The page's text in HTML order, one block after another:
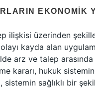
EKONOMIK
ilişkisi üzerinden
kayda alan
arz ve talep arasında
kararı, hukuk
sağlıklı bir